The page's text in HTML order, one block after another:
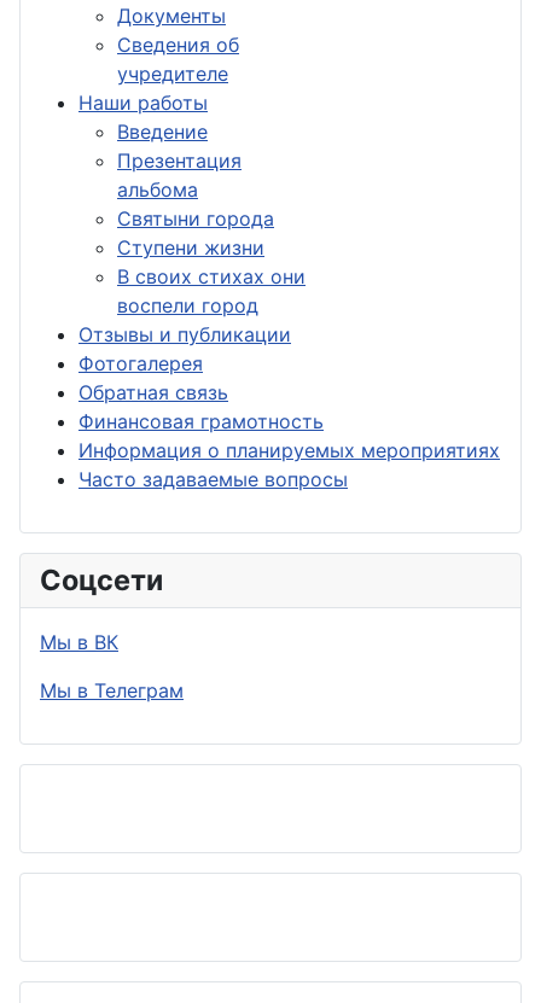
Документы
Сведения об
учредителе
Наши работы
Введение
Презентация
альбома
Святыни города
Ступени жизни
В своих стихах они
воспели город
Отзывы и публикации
Фотогалерея
Обратная связь
Финансовая грамотность
Информация о планируемых мероприятиях
Часто задаваемые вопросы
Соцсети
Мы в ВК
Мы в Телеграм